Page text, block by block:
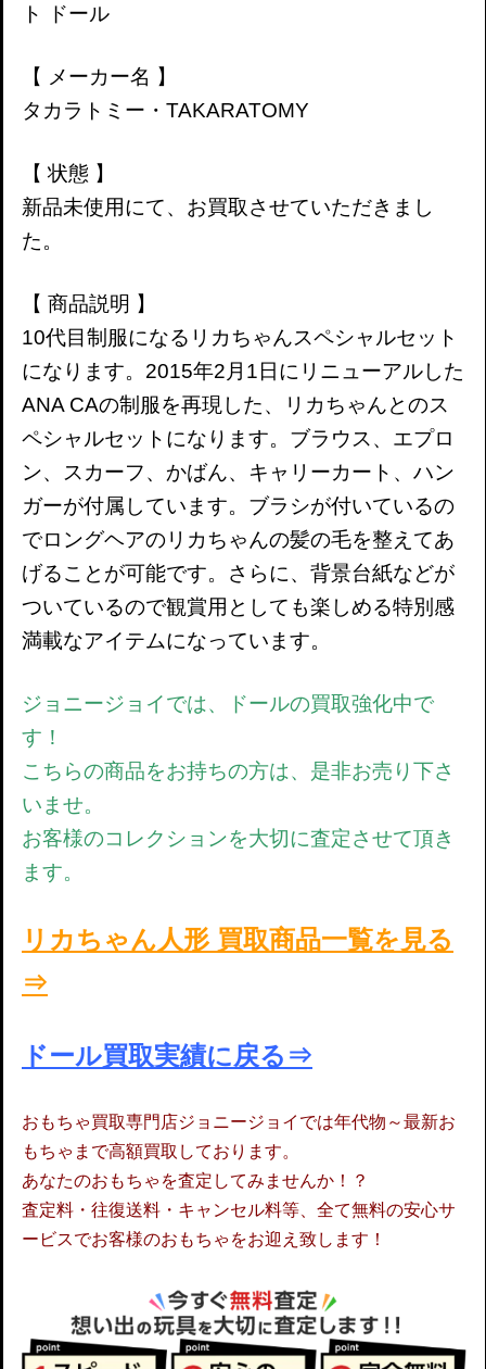
ト ドール
【 メーカー名 】
タカラトミー・TAKARATOMY
【 状態 】
新品未使用にて、お買取させていただきまし
た。
【 商品説明 】
10代目制服になるリカちゃんスペシャルセット
になります。2015年2月1日にリニューアルした
ANA CAの制服を再現した、リカちゃんとのス
ペシャルセットになります。ブラウス、エプロ
ン、スカーフ、かばん、キャリーカート、ハン
ガーが付属しています。ブラシが付いているの
でロングヘアのリカちゃんの髪の毛を整えてあ
げることが可能です。さらに、背景台紙などが
ついているので観賞用としても楽しめる特別感
満載なアイテムになっています。
ジョニージョイでは、ドールの買取強化中で
す！
こちらの商品をお持ちの方は、是非お売り下さ
いませ。
お客様のコレクションを大切に査定させて頂き
ます。
リカちゃん人形 買取商品一覧を見る
⇒
ドール買取実績に戻る⇒
おもちゃ買取専門店ジョニージョイでは年代物～最新お
もちゃまで高額買取しております。
あなたのおもちゃを査定してみませんか！？
査定料・往復送料・キャンセル料等、全て無料の安心サ
ービスでお客様のおもちゃをお迎え致します！